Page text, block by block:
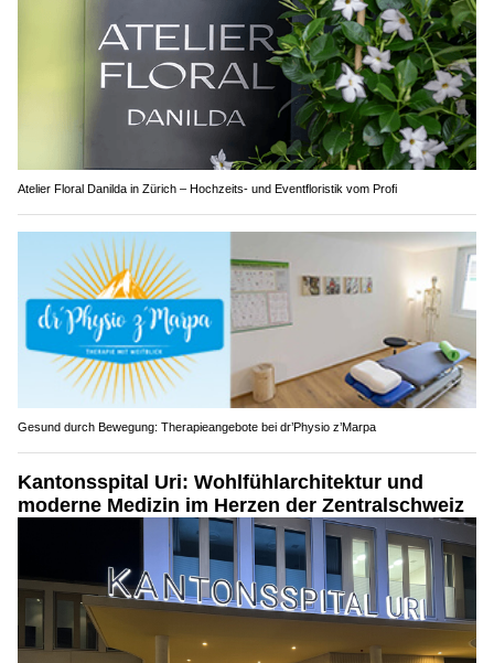
Atelier Floral Danilda in Zürich – Hochzeits- und Eventfloristik vom Profi
Gesund durch Bewegung: Therapieangebote bei dr’Physio z’Marpa
Kantonsspital Uri: Wohlfühlarchitektur und
moderne Medizin im Herzen der Zentralschweiz